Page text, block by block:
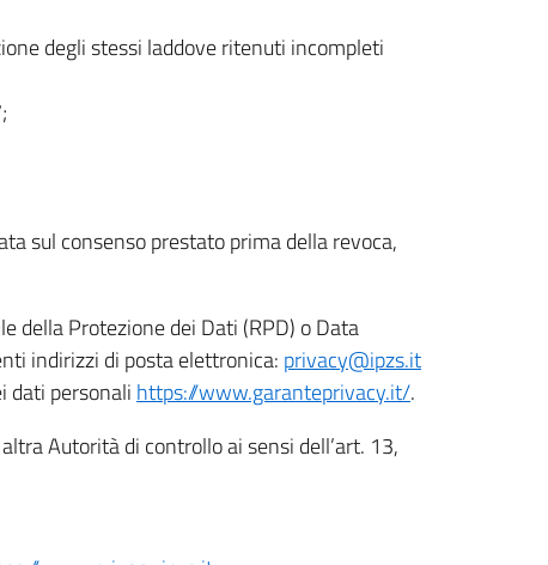
degli stessi laddove ritenuti incompleti
sul consenso prestato prima della revoca,
della Protezione dei Dati (RPD) o Data
indirizzi di posta elettronica: privacy@ipzs.it
dati personali https://www.garanteprivacy.it/.
Autorità di controllo ai sensi dell’art. 13,